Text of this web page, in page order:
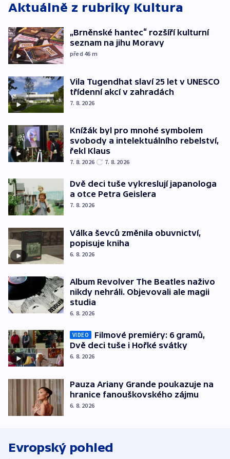
Aktuálně z rubriky Kultura
„Brněnské hantec“ rozšíří kulturní
seznam na jihu Moravy
před 46 m
Vila Tugendhat slaví 25 let v UNESCO
třídenní akcí v zahradách
7. 8. 2026
Knížák byl pro mnohé symbolem
svobody a intelektuálního rebelství,
řekl Klaus
7. 8. 2026 7. 8. 2026
Dvě deci tuše vykreslují japanologa
a otce Petra Geislera
7. 8. 2026
Válka ševců změnila obuvnictví,
popisuje kniha
6. 8. 2026
Album Revolver The Beatles naživo
nikdy nehráli. Objevovali ale magii
studia
6. 8. 2026
VIDEO
Filmové premiéry: 6 gramů,
Dvě deci tuše i Hořké svátky
6. 8. 2026
Pauza Ariany Grande poukazuje na
hranice fanouškovského zájmu
6. 8. 2026
Evropský pohled